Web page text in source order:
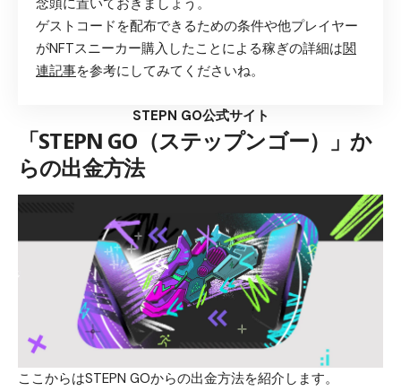
念頭に置いておきましょう。
ゲストコードを配布できるための条件や他プレイヤー
がNFTスニーカー購入したことによる稼ぎの詳細は関
連記事を参考にしてみてくださいね。
STEPN GO公式サイト
「STEPN GO（ステップンゴー）」か
らの出金方法
ここからはSTEPN GOからの出金方法を紹介します。